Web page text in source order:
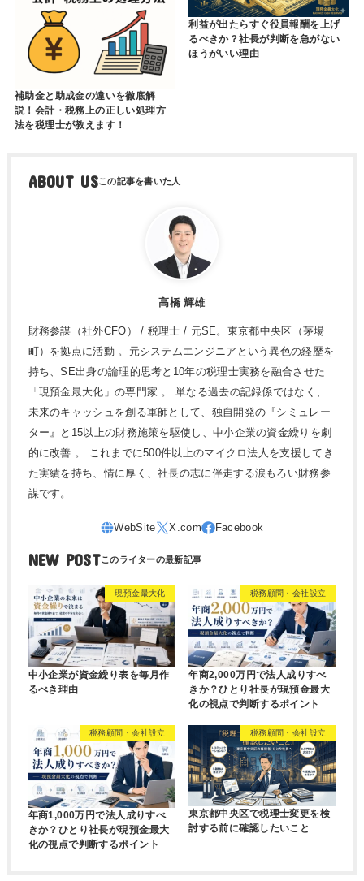
補助金と助成金の違いを徹底解
説！会計・税務上の正しい処理方
法を税理士が教えます！
利益が出たらすぐ役員報酬を上げ
るべきか？社長が判断を急がない
ほうがいい理由
ABOUT US
高橋 輝雄
財務参謀（社外CFO） / 税理士 / 元SE。東京都中央区（茅場
町）を拠点に活動 。元システムエンジニアという異色の経歴を
持ち、SE出身の論理的思考と10年の税理士実務を融合させた
「現預金最大化」の専門家 。 単なる過去の記録係ではなく、
未来のキャッシュを創る軍師として、独自開発の『シミュレー
ター』と15以上の財務施策を駆使し、中小企業の資金繰りを劇
的に改善 。 これまでに500件以上のマイクロ法人を支援してき
た実績を持ち、情に厚く、社長の志に伴走する涙もろい財務参
謀です。
NEW POST
現預金最大化
中小企業が資金繰り表を毎月作
るべき理由
税務顧問・会社設立
年商2,000万円で法人成りすべ
きか？ひとり社長が現預金最大
化の視点で判断するポイント
税務顧問・会社設立
年商1,000万円で法人成りすべ
きか？ひとり社長が現預金最大
化の視点で判断するポイント
税務顧問・会社設立
東京都中央区で税理士変更を検
討する前に確認したいこと